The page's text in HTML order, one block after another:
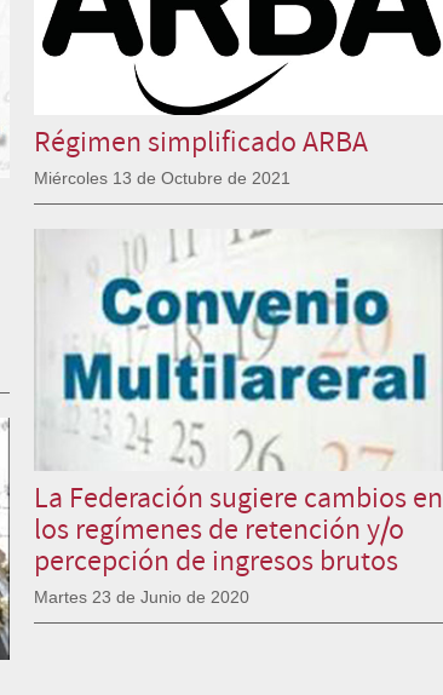
Régimen simplificado ARBA
Miércoles 13 de Octubre de 2021
La Federación sugiere cambios en
los regímenes de retención y/o
percepción de ingresos brutos
Martes 23 de Junio de 2020